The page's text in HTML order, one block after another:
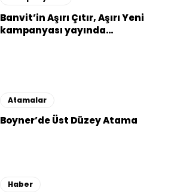
Banvit’in Aşırı Çıtır, Aşırı Yeni
kampanyası yayında…
Atamalar
Boyner’de Üst Düzey Atama
Haber